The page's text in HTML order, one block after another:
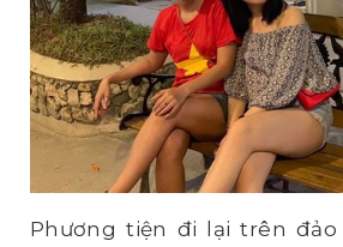
Phương tiện đi lại trên